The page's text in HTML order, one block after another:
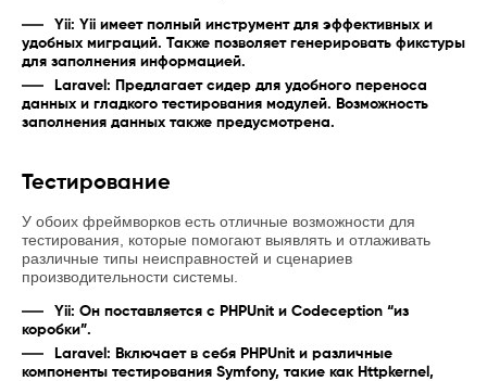
Yii: Yii имеет полный инструмент для эффективных и
удобных миграций. Также позволяет генерировать фикстуры
для заполнения информацией.
Laravel: Предлагает сидер для удобного переноса
данных и гладкого тестирования модулей. Возможность
заполнения данных также предусмотрена.
Тестирование
У обоих фреймворков есть отличные возможности для
тестирования, которые помогают выявлять и отлаживать
различные типы неисправностей и сценариев
производительности системы.
Yii: Он поставляется с PHPUnit и Codeception “из
коробки”.
Laravel: Включает в себя PHPUnit и различные
компоненты тестирования Symfony, такие как Httpkernel,